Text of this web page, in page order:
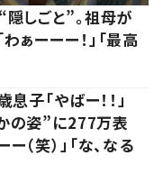
しごと”。祖母が
ーーー！」「最高
子「やばー！！」
の姿”に277万表
（笑）」「な、なる